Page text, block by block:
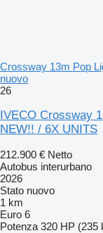
Crossway 13m Pop
nuovo
26
IVECO Crossway
NEW!! / 6X UNITS
212.900 € Netto
Autobus interurbano
2026
Stato nuovo
1 km
Euro 6
Potenza 320 HP (235